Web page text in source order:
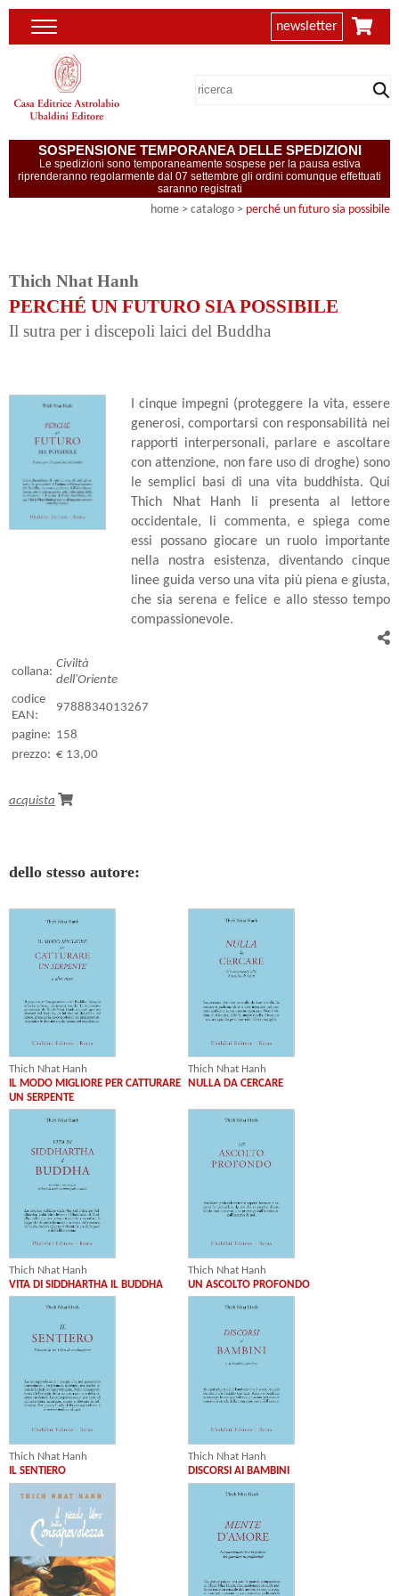
newsletter
SOSPENSIONE TEMPORANEA DELLE SPEDIZIONI
Le spedizioni sono temporaneamente sospese per la pausa estiva
riprenderanno regolarmente dal 07 settembre gli ordini comunque effettuati
saranno registrati
home > catalogo > perché un futuro sia possibile
Thich Nhat Hanh
PERCHÉ UN FUTURO SIA POSSIBILE
Il sutra per i discepoli laici del Buddha
I cinque impegni (proteggere la vita, essere
generosi, comportarsi con responsabilità nei
rapporti interpersonali, parlare e ascoltare
con attenzione, non fare uso di droghe) sono
le semplici basi di una vita buddhista. Qui
Thich Nhat Hanh li presenta al lettore
occidentale, li commenta, e spiega come
essi possano giocare un ruolo importante
nella nostra esistenza, diventando cinque
linee guida verso una vita più piena e giusta,
che sia serena e felice e allo stesso tempo
compassionevole.
collana:
Civiltà
dell'Oriente
codice
EAN:
9788834013267
pagine: 158
prezzo: € 13,00
acquista
dello stesso autore:
Thich Nhat Hanh
IL MODO MIGLIORE PER CATTURARE
UN SERPENTE
Thich Nhat Hanh
NULLA DA CERCARE
Thich Nhat Hanh
VITA DI SIDDHARTHA IL BUDDHA
Thich Nhat Hanh
UN ASCOLTO PROFONDO
Thich Nhat Hanh
IL SENTIERO
Thich Nhat Hanh
DISCORSI AI BAMBINI